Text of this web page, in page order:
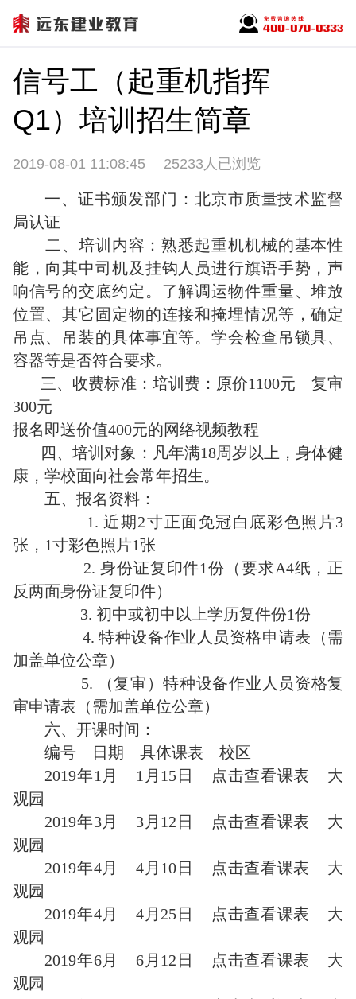
信号工（起重机指挥
Q1）培训招生简章
2019-08-01 11:08:45 25233人已浏览
一、证书颁发部门：北京市质量技术监督
局认证
二、培训内容：熟悉起重机机械的基本性
能，向其中司机及挂钩人员进行旗语手势，声
响信号的交底约定。了解调运物件重量、堆放
位置、其它固定物的连接和掩埋情况等，确定
吊点、吊装的具体事宜等。学会检查吊锁具、
容器等是否符合要求。
三、收费标准：培训费：原价1100元 复审
300元
报名即送价值400元的网络视频教程
四、培训对象：凡年满18周岁以上，身体健
康，学校面向社会常年招生。
五、报名资料：
1. 近期2寸正面免冠白底彩色照片3
张，1寸彩色照片1张
2. 身份证复印件1份（要求A4纸，正
反两面身份证复印件）
3. 初中或初中以上学历复件份1份
4. 特种设备作业人员资格申请表（需
加盖单位公章）
5. （复审）特种设备作业人员资格复
审申请表（需加盖单位公章）
六、开课时间：
编号 日期 具体课表 校区
2019年1月 1月15日 点击查看课表 大
观园
2019年3月 3月12日 点击查看课表 大
观园
2019年4月 4月10日 点击查看课表 大
观园
2019年4月 4月25日 点击查看课表 大
观园
2019年6月 6月12日 点击查看课表 大
观园